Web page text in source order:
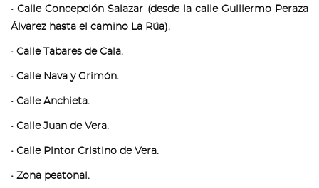
• Calle Concepción Salazar (desde la calle Guillermo Peraza
Álvarez hasta el camino La Rúa).
• Calle Tabares de Cala.
• Calle Nava y Grimón.
• Calle Anchieta.
• Calle Juan de Vera.
• Calle Pintor Cristino de Vera.
• Zona peatonal.